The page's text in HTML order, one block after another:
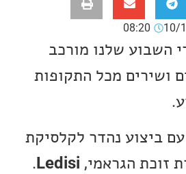
מורכב
התקופות
לקלסיקת
Ledisi
.